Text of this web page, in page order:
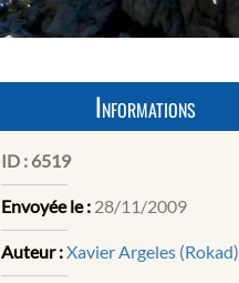
Informations
ID : 6519
Envoyée le : 28/11/2009
Auteur :Xavier Argeles (Rokad)